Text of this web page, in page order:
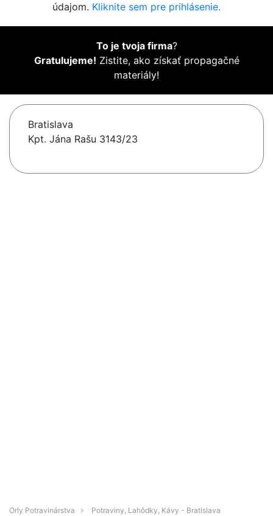
údajom. Kliknite sem pre prihlásenie.
To je tvoja firma?
Gratulujeme! Zistite, ako získať propagačné
materiály!
Bratislava
Kpt. Jána Rašu 3143/23
Orly Potravinárstva
Potraviny, Lahôdky, Kávy - Bratislava